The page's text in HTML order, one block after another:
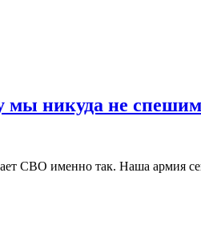
мы никуда не
СВО именно так. Наша армия